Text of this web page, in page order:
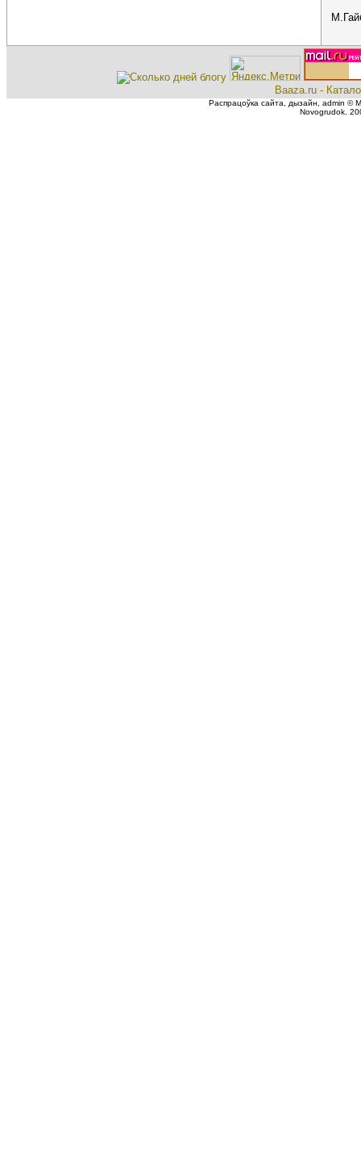
Baaza.ru -
Распрацоўка сайта, дызайн, admin ©
Novogrudok.